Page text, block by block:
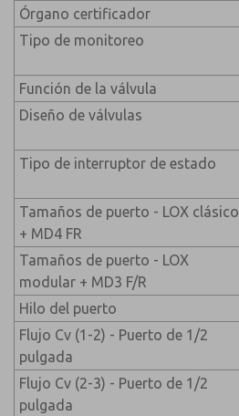
Órgano certificador
Tipo de monitoreo
Función de la válvula
Diseño de válvulas
Tipo de interruptor de estado
Tamaños de puerto - LOX clásico
+ MD4 FR
Tamaños de puerto - LOX
modular + MD3 F/R
Hilo del puerto
Flujo Cv (1-2) - Puerto de 1/2
pulgada
Flujo Cv (2-3) - Puerto de 1/2
pulgada